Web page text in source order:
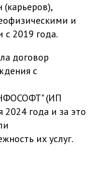
и
с 2019 года.
договор
с
(ИП
года и за это
их услуг.